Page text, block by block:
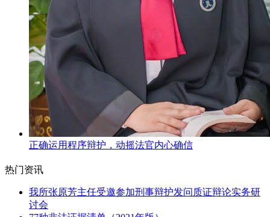
正确运用程序辩护，动摇法官内心确信
热门资讯
我所张原芳主任受邀参加刑事辩护发问质证辩论实务研
讨会